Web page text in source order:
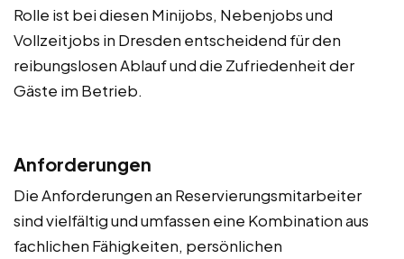
Rolle ist bei diesen Minijobs, Nebenjobs und
Vollzeitjobs in Dresden entscheidend für den
reibungslosen Ablauf und die Zufriedenheit der
Gäste im Betrieb.
Anforderungen
Die Anforderungen an Reservierungsmitarbeiter
sind vielfältig und umfassen eine Kombination aus
fachlichen Fähigkeiten, persönlichen